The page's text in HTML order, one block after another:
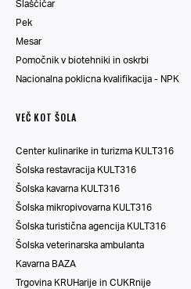
Slaščičar
Pek
Mesar
Pomočnik v biotehniki in oskrbi
Nacionalna poklicna kvalifikacija - NPK
VEČ KOT ŠOLA
Center kulinarike in turizma KULT316
Šolska restavracija KULT316
Šolska kavarna KULT316
Šolska mikropivovarna KULT316
Šolska turistična agencija KULT316
Šolska veterinarska ambulanta
Kavarna BAZA
Trgovina KRUHarije in CUKRnije